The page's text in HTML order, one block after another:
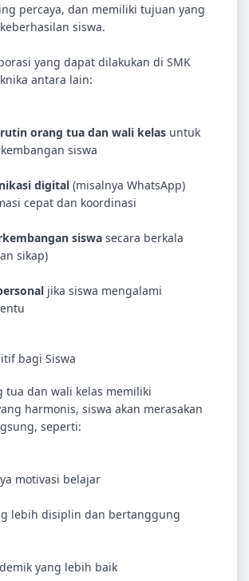
percaya, dan memiliki tujuan yang
siswa.
yang dapat dilakukan di SMK
antara lain:
orang tua dan wali kelas untuk
siswa
digital (misalnya WhatsApp)
cepat dan koordinasi
siswa secara berkala
sikap)
jika siswa mengalami
bagi Siswa
tua dan wali kelas memiliki
harmonis, siswa akan merasakan
seperti:
motivasi belajar
lebih disiplin dan bertanggung
yang lebih baik